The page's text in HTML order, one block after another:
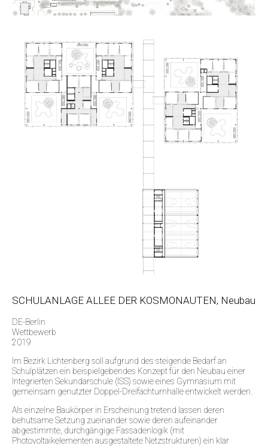
SCHULANLAGE ALLEE DER KOSMONAUTEN, Neubau
DE-Berlin
Wettbewerb
2019
Im Bezirk Lichtenberg soll aufgrund des steigende Bedarf an
Schulplätzen ein beispielgebendes Konzept für den Neubau einer
Integrierten Sekundarschule (ISS) sowie eines Gymnasium mit
gemeinsam genutzter Doppel-Dreifachturnhalle entwickelt werden.
Als einzelne Baukörper in Erscheinung tretend lassen deren
behutsame Setzung zueinander sowie deren aufeinander
abgestimmte, durchgängige Fassadenlogik (mit
Photovoltaikelementen ausgestaltete Netzstrukturen) ein klar